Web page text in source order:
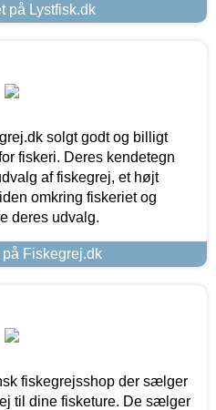
på Lystfisk.dk
solgt godt og billigt
fiskeri. Deres kendetegn
af fiskegrej, et højt
omkring fiskeriet og
deres udvalg.
Fiskegrej.dk
fiskegrejsshop der sælger
til dine fisketure. De sælger